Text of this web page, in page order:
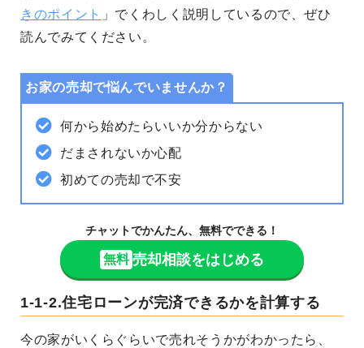
きのポイント 」でくわしく説明しているので、ぜひ
読んでみてください。
お家の売却で悩んでいませんか？
何から始めたらいいか分からない
だまされないか心配
初めての売却で不安
チャットでかんたん、無料でできる！
無料 売却相談をはじめる
1-1-2.住宅ローンが完済できるかを計算する
今の家がいくらぐらいで売れそうかがわかったら、